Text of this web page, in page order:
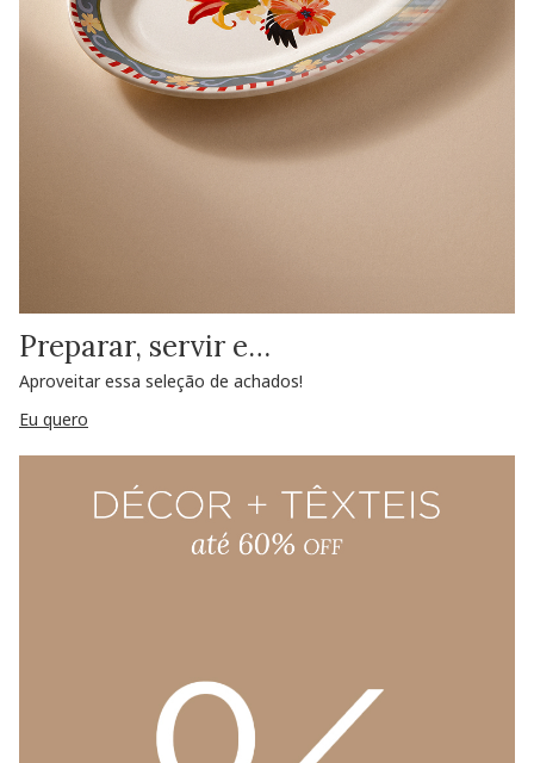
Preparar, servir e…
Aproveitar essa seleção de achados!
Eu quero